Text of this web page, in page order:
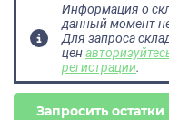
Информация о
данный момент
Для запроса
цен
регистрации.
Запросить